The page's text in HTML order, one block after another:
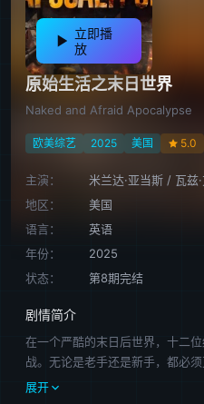
立即播
放
原始生活之末日世界
Naked and Afraid Apocalypse
欧美综艺 2025 美国 5.0
主演： 米兰达·亚当斯 / 瓦兹
地区：
美国
语言：
英语
年份：
2025
状态：
第8期完结
剧情简介
在一个严酷的末日后世界，十二
战。无论是老手还是新手，都必须
展开